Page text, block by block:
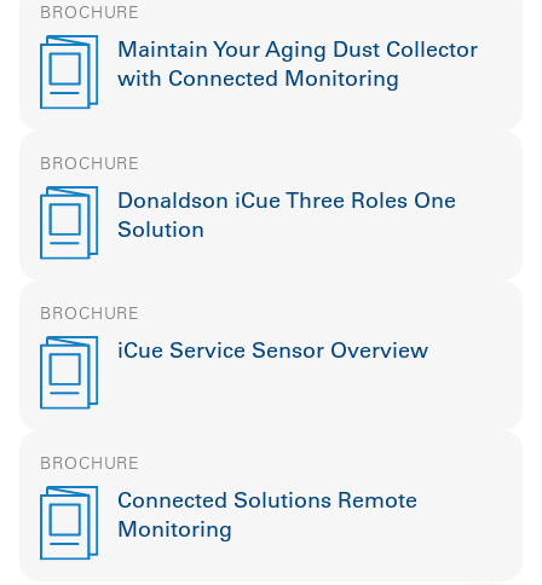
BROCHURE
Maintain Your Aging Dust Collector
with Connected Monitoring
BROCHURE
Donaldson iCue Three Roles One
Solution
BROCHURE
iCue Service Sensor Overview
BROCHURE
Connected Solutions Remote
Monitoring